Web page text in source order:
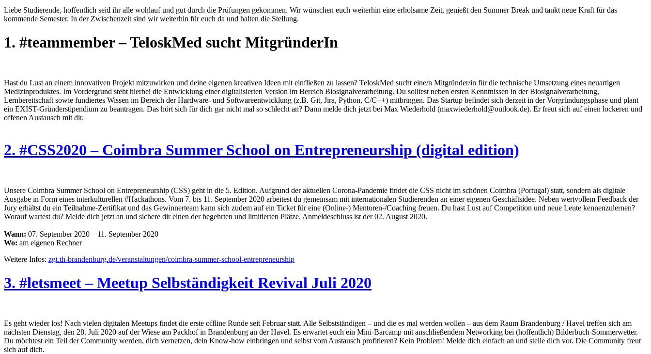
Liebe Studierende, hoffentlich seid ihr alle wohlauf und gut durch die Prüfungen gekommen. Wir wünschen euch weiterhin eine erholsame Zeit, genießt den Summer Break und tankt neue Kraft für das
kommende Semester. In der Zwischenzeit sind wir weiterhin für euch da und halten die Stellung.
1. #teammember – TeloskMed sucht MitgründerIn
Hast du Lust an einem innovativen Projekt mitzuwirken und deine eigenen kreativen Ideen mit einfließen zu lassen? TeloskMed sucht eine/n Mitgründer/in für die technische Umsetzung eines neuartigen
Medizinproduktes. Im Vordergrund steht hierbei die Entwicklung einer digitalisierten Version im Bereich Biosignalverarbeitung. Du solltest neben ersten Kenntnissen in der Biosignalverarbeitung,
Lernbereitschaft sowie fundiertes Wissen im Bereich der Hardware- und Softwareentwicklung (z.B. Git, Jira, Python, C/C++) mitbringen. Das Startup befindet sich derzeit in der Vorgründungsphase und plant
ein EXIST-Gründerstipendium zu beantragen. Das hört sich für dich gar nicht mal so schlecht an? Dann melde dich jetzt bei Max Wiederhold (maxwiederhold@outlook.de). Er freut sich auf einen lockeren und
offenen Austausch mit dir.
2. #CSS2020 – Coimbra Summer School on Entrepreneurship (digital edition)
Unsere Coimbra Summer School on Entrepreneurship (CSS) geht in die 5. Edition. Aufgrund der aktuellen Corona-Pandemie findet die CSS nicht im schönen Coimbra (Portugal) statt, sondern als digitale
Ausgabe in Form eines interkulturellen #Hackathons. Vom 7. bis 11. September 2020 arbeitest du gemeinsam mit internationalen Studierenden an einer eigenen Geschäftsidee. Neben wertvollem Feedback der
Jury erhältst du ein Teilnahme-Zertifikat und das Gewinnerteam kann sich zudem auf ein Ticket für eine (Online-) Mentoren-/Coaching freuen. Du hast Lust auf Competition und neue Leute kennenzulernen?
Worauf wartest du? Melde dich jetzt an und sichere dir einen der begehrten und limitierten Plätze. Anmeldeschluss ist der 02. August 2020.
Wann: 07. September 2020 – 11. September 2020
Wo: am eigenen Rechner
Weitere Infos: zgt.th-brandenburg.de/veranstaltungen/coimbra-summer-school-entrepreneurship
3. #letsmeet – Meetup Selbständigkeit Revival Juli 2020
Es geht wieder los! Nach vielen digitalen Meetups findet die erste offline Runde seit Februar statt. Alle Selbstständigen – und die es mal werden wollen – aus dem Raum Brandenburg / Havel treffen sich am
nächsten Dienstag, den 28. Juli 2020 auf der Wiese am Packhof in Brandenburg an der Havel. Es erwartet euch ein Mini-Barcamp mit anschließendem Networking bei (hoffentlich) Bilderbuch-Sommerwetter.
Du möchtest ein Teil der Community werden, dich vernetzen, dein Know-how einbringen und selbst vom Austausch profitieren? Kein Problem! Melde dich einfach an und stelle dich vor. Die Community freut
sich auf dich.